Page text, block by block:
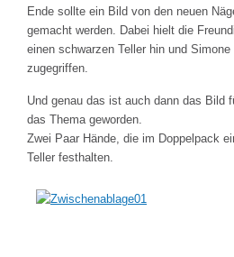
Ende sollte ein Bild von den neuen
gemacht werden. Dabei hielt die
einen schwarzen Teller hin und Simone
zugegriffen.
Und genau das ist auch dann das Bild
das Thema geworden.
Zwei Paar Hände, die im Doppelpack
Teller festhalten.